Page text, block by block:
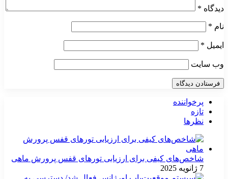
دیدگاه *
نام *
ایمیل *
وب‌ سایت
پرخواننده
تازه
نظرها
شاخص‌های کیفی برای ارزیابی تورهای قفس پرورش ماهی
7 ژانویه 2025